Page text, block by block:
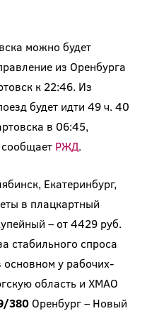
можно будет
из Оренбурга
к 22:46. Из
будет идти 49 ч. 40
в 06:45,
РЖД.
Екатеринбург,
в плацкартный
– от 4429 руб.
стабильного спроса
у рабочих-
область и ХМАО
380Оренбург – Новый